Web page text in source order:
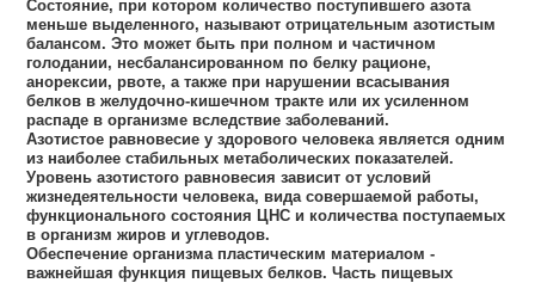
Состояние, при котором количество поступившего азота
меньше выделенного, называют отрицательным азотистым
балансом. Это может быть при полном и частичном
голодании, несбалансированном по белку рационе,
анорексии, рвоте, а также при нарушении всасывания
белков в желудочно-кишечном тракте или их усиленном
распаде в организме вследствие заболеваний.
Азотистое равновесие у здорового человека является одним
из наиболее стабильных метаболических показателей.
Уровень азотистого равновесия зависит от условий
жизнедеятельности человека, вида совершаемой работы,
функционального состояния ЦНС и количества поступаемых
в организм жиров и углеводов.
Обеспечение организма пластическим материалом -
важнейшая функция пищевых белков. Часть пищевых